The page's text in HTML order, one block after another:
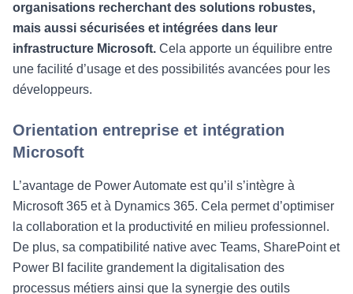
organisations recherchant des solutions robustes,
mais aussi sécurisées et intégrées dans leur
infrastructure Microsoft. Cela apporte un équilibre entre
une facilité d’usage et des possibilités avancées pour les
développeurs.
Orientation entreprise et intégration
Microsoft
L’avantage de Power Automate est qu’il s’intègre à
Microsoft 365 et à Dynamics 365. Cela permet d’optimiser
la collaboration et la productivité en milieu professionnel.
De plus, sa compatibilité native avec Teams, SharePoint et
Power BI facilite grandement la digitalisation des
processus métiers ainsi que la synergie des outils